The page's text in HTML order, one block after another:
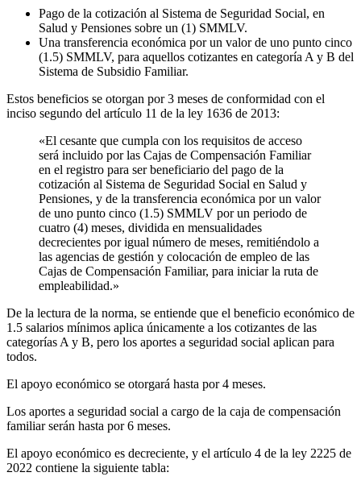
Pago de la cotización al Sistema de Seguridad Social, en
Salud y Pensiones sobre un (1) SMMLV.
Una transferencia económica por un valor de uno punto cinco
(1.5) SMMLV, para aquellos cotizantes en categoría A y B del
Sistema de Subsidio Familiar.
Estos beneficios se otorgan por 3 meses de conformidad con el
inciso segundo del artículo 11 de la ley 1636 de 2013:
«El cesante que cumpla con los requisitos de acceso
será incluido por las Cajas de Compensación Familiar
en el registro para ser beneficiario del pago de la
cotización al Sistema de Seguridad Social en Salud y
Pensiones, y de la transferencia económica por un valor
de uno punto cinco (1.5) SMMLV por un periodo de
cuatro (4) meses, dividida en mensualidades
decrecientes por igual número de meses, remitiéndolo a
las agencias de gestión y colocación de empleo de las
Cajas de Compensación Familiar, para iniciar la ruta de
empleabilidad.»
De la lectura de la norma, se entiende que el beneficio económico de
1.5 salarios mínimos aplica únicamente a los cotizantes de las
categorías A y B, pero los aportes a seguridad social aplican para
todos.
El apoyo económico se otorgará hasta por 4 meses.
Los aportes a seguridad social a cargo de la caja de compensación
familiar serán hasta por 6 meses.
El apoyo económico es decreciente, y el artículo 4 de la ley 2225 de
2022 contiene la siguiente tabla: